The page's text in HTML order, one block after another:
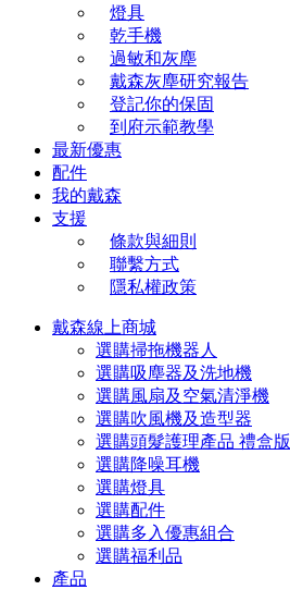
燈具
乾手機
過敏和灰塵
戴森灰塵研究報告
登記你的保固
到府示範教學
最新優惠
配件
我的戴森
支援
條款與細則
聯繫方式
隱私權政策
戴森線上商城
選購掃拖機器人
選購吸塵器及洗地機
選購風扇及空氣清淨機
選購吹風機及造型器
選購頭髮護理產品 禮盒版
選購降噪耳機
選購燈具
選購配件
選購多入優惠組合
選購福利品
產品